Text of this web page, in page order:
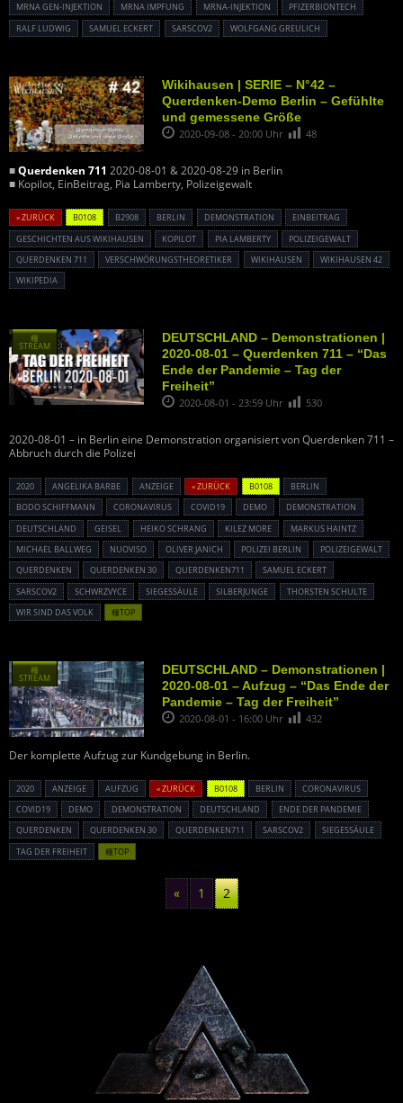
MRNA GEN-INJEKTION
MRNA IMPFUNG MRNA-INJEKTION
PFIZERBIONTECH
RALF LUDWIG
SAMUEL ECKERT SARSCOV2 WOLFGANG GREULICH
Wikihausen | SERIE – N°42 –
Querdenken-Demo Berlin – Gefühlte
und gemessene Größe
2020-09-08 - 20:00 Uhr 48
■Querdenken 711 2020-08-01 & 2020-08-29 in Berlin
■ Kopilot, EinBeitrag, Pia Lamberty, Polizeigewalt
« ZURÜCK B0108 B2908 BERLIN DEMONSTRATION
EINBEITRAG
GESCHICHTEN AUS WIKIHAUSEN
KOPILOT PIA LAMBERTY
POLIZEIGEWALT
QUERDENKEN 711
VERSCHWÖRUNGSTHEORETIKER WIKIHAUSEN
WIKIHAUSEN 42
WIKIPEDIA
DEUTSCHLAND – Demonstrationen |
2020-08-01 – Querdenken 711 – “Das
Ende der Pandemie – Tag der
Freiheit”
2020-08-01 - 23:59 Uhr 530
2020-08-01 – in Berlin eine Demonstration organisiert von Querdenken 711 –
Abbruch durch die Polizei
2020 ANGELIKA BARBE ANZEIGE « ZURÜCK B0108
BERLIN
BODO SCHIFFMANN
CORONAVIRUS COVID19 DEMO
DEMONSTRATION
DEUTSCHLAND
GEISEL HEIKO SCHRANG KILEZ MORE
MARKUS HAINTZ
MICHAEL BALLWEG
NUOVISO OLIVER JANICH POLIZEI BERLIN
POLIZEIGEWALT
QUERDENKEN
QUERDENKEN 30 QUERDENKEN711
SAMUEL ECKERT
SARSCOV2
SCHWRZVYCE SIEGESSÄULE SILBERJUNGE
THORSTEN SCHULTE
WIR SIND DAS VOLK
種
STREAM
種TOP
DEUTSCHLAND – Demonstrationen |
2020-08-01 – Aufzug – “Das Ende der
Pandemie – Tag der Freiheit”
2020-08-01 - 16:00 Uhr 432
Der komplette Aufzug zur Kundgebung in Berlin.
2020 ANZEIGE AUFZUG « ZURÜCK B0108 BERLIN
CORONAVIRUS
COVID19
DEMO DEMONSTRATION DEUTSCHLAND
ENDE DER PANDEMIE
QUERDENKEN
QUERDENKEN 30 QUERDENKEN711 SARSCOV2
SIEGESSÄULE
TAG DER FREIHEIT
種
STREAM
種TOP
« 1 2
Powered By :